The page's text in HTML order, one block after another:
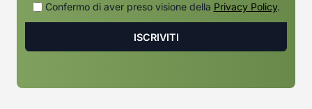
Confermo di aver preso visione della Privacy Policy.